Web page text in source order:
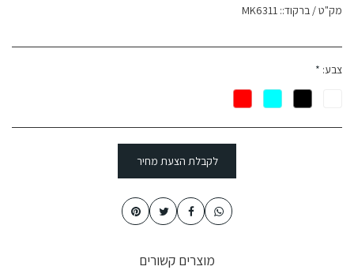
מק"ט / ברקוד:: MK6311
צבע: *
לקבלת הצעת מחיר
מוצרים קשורים